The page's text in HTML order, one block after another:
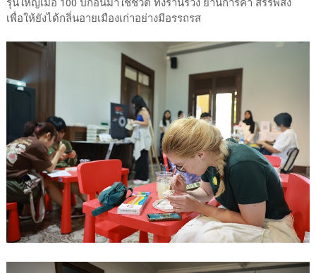
รุ่นใหญ่เมื่อ 100 ปีก่อนมาใช้ชีวิต ทั้งร้านรวง ย่านการค้า สรรพสิ่ง
เพื่อให้ยังได้กลิ่นอายเมืองเก่าอย่างมีอรรถรส